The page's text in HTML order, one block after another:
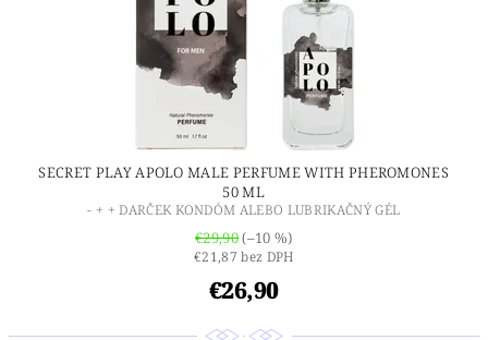
SECRET PLAY APOLO MALE PERFUME WITH PHEROMONES
50 ML
- + + DARČEK KONDÓM ALEBO LUBRIKAČNÝ GÉL
€29,90(–10 %)
€21,87 bez DPH
€26,90